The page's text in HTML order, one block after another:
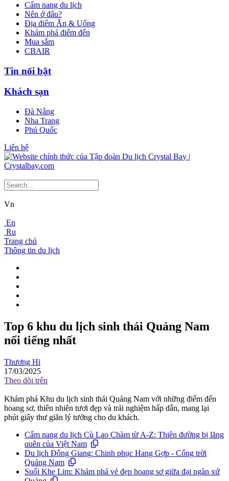
Cẩm nang du lịch
Nên ở đâu?
Địa điểm Ăn & Uống
Khám phá điểm đến
Mua sắm
CBAIR
Tin nổi bật
Khách sạn
Đà Nẵng
Nha Trang
Phú Quốc
Liên hệ
Vn
En
Ru
Trang chủ
Thông tin du lịch
Top 6 khu du lịch sinh thái Quảng Nam
nổi tiếng nhất
Thương Hi
17/03/2025
Theo dõi trên
Khám phá Khu du lịch sinh thái Quảng Nam với những điểm đến
hoang sơ, thiên nhiên tươi đẹp và trải nghiệm hấp dẫn, mang lại
phút giây thư giãn lý tưởng cho du khách.
Cẩm nang du lịch Cù Lao Chàm từ A-Z: Thiên đường bị lãng
quên của Việt Nam
Du lịch Đông Giang: Chinh phục Hang Gợp - Cổng trời
Quảng Nam
Suối Khe Lim: Khám phá vẻ đẹp hoang sơ giữa đại ngàn xứ